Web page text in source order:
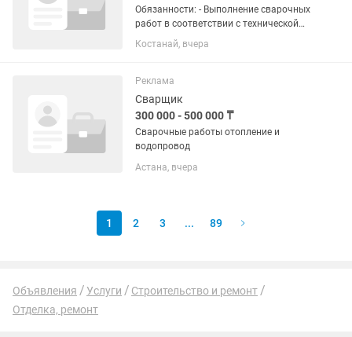
Обязанности: - Выполнение сварочных
работ в соответствии с технической
документацией. - Сварка
металлических конструкций и
сварочного оборудования к работе. -...
Костанай, вчера
Реклама
Сварщик
300 000 - 500 000 ₸
Сварочные работы отопление и
водопровод
Астана, вчера
1 2 3 ... 89
Объявления Услуги
Строительство и ремонт
Отделка, ремонт